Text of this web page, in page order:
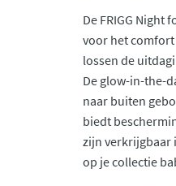
De FRIGG
voor het comfort
lossen de
De glow-in-the-
naar buiten
biedt
zijn verkrijgbaar
op je collectie